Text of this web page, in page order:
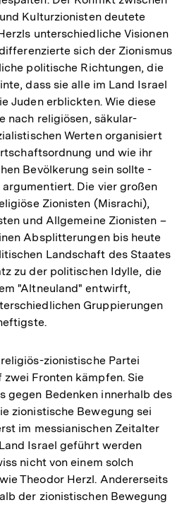
Kulturzionisten deutete
unterschiedliche Visionen
sich der Zionismus
politische Richtungen, die
dass sie alle im Land Israel
Juden erblickten. Wie diese
nach religiösen, säkular-
Werten organisiert
und wie ihr
Bevölkerung sein sollte -
Die vier großen
Zionisten (Misrachi),
und Allgemeine Zionisten –
Absplitterungen bis heute
Landschaft des Staates
zu der politischen Idylle, die
"Altneuland" entwirft,
Gruppierungen
zionistische Partei
Fronten kämpfen. Sie
gegen Bedenken innerhalb des
zionistische Bewegung sei
im messianischen Zeitalter
Israel geführt werden
nicht von einem solch
Theodor Herzl. Andererseits
der zionistischen Bewegung